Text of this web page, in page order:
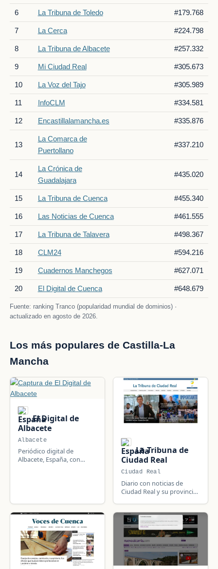
6 La Tribuna de Toledo #179.768
7 La Cerca #224.798
8 La Tribuna de Albacete #257.332
9 Mi Ciudad Real #305.673
10 La Voz del Tajo #305.989
11 InfoCLM #334.581
12 Encastillalamancha.es #335.876
13
La Comarca de
Puertollano
#337.210
14
La Crónica de
Guadalajara
#435.020
15 La Tribuna de Cuenca #455.340
16 Las Noticias de Cuenca #461.555
17 La Tribuna de Talavera #498.367
18 CLM24 #594.216
19 Cuadernos Manchegos #627.071
20 El Digital de Cuenca #648.679
Fuente: ranking Tranco (popularidad mundial de dominios) ·
actualizado en agosto de 2026.
Los más populares de Castilla-La
Mancha
El Digital de
Albacete
Albacete
Periódico digital de
Albacete, España, con
La Tribuna de
Ciudad Real
Ciudad Real
Diario con noticias de
Ciudad Real y su provincia,